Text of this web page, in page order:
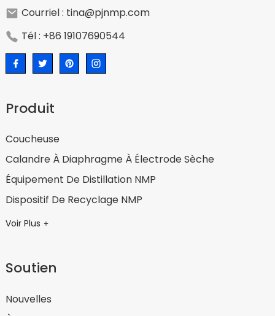
Courriel : tina@pjnmp.com
Tél : +86 19107690544
Produit
Coucheuse
Calandre À Diaphragme À Électrode Sèche
Équipement De Distillation NMP
Dispositif De Recyclage NMP
Voir Plus
Soutien
Nouvelles